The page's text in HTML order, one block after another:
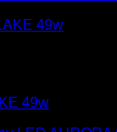
49w